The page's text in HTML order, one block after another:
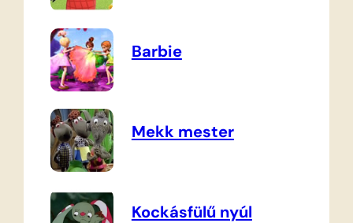
Barbie
Mekk mester
Kockásfülű nyúl